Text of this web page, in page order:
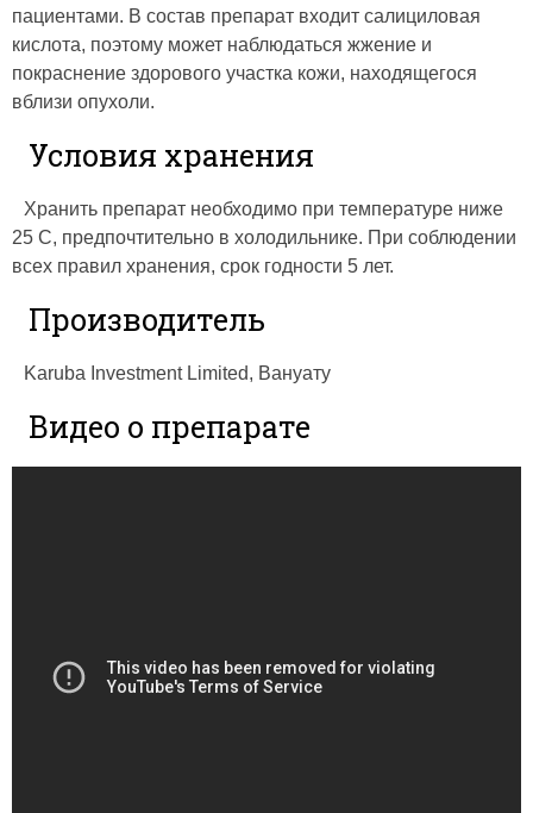
пациентами. В состав препарат входит салициловая
кислота, поэтому может наблюдаться жжение и
покраснение здорового участка кожи, находящегося
вблизи опухоли.
Условия хранения
Хранить препарат необходимо при температуре ниже
25 С, предпочтительно в холодильнике. При соблюдении
всех правил хранения, срок годности 5 лет.
Производитель
Karuba Investment Limited, Вануату
Видео о препарате